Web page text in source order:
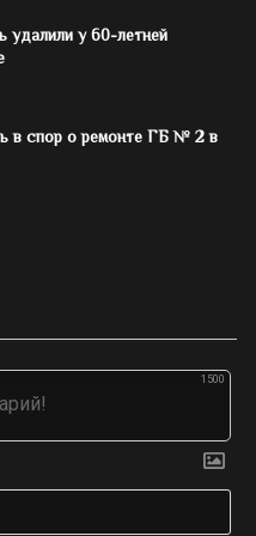
удалили у 60-летней
в спор о ремонте ГБ № 2 в
1500